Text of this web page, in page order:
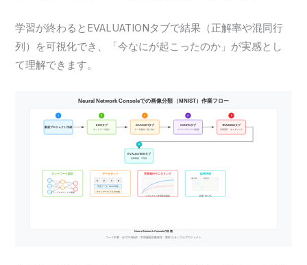
学習が終わるとEVALUATIONタブで結果（正解率や混同行
列）を可視化でき、「今なにが起こったのか」が実感とし
て理解できます。